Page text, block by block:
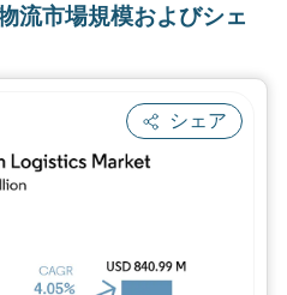
流市場規模およびシェ
シェア